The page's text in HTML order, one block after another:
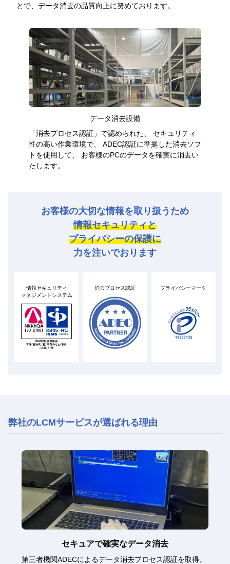
とで、データ消去の品質向上に努めております。
「消去プロセス認証」で認められた、 セキュリティ
性の高い作業環境で、 ADEC認証に準拠した消去ソフ
トを使用して、 お客様のPCのデータを確実に消去い
たします。
データ消去設備
お客様の大切な情報を取り扱うため
情報セキュリティと
プライバシーの保護に
力を注いでおります
情報セキュリティ
マネジメントシステム
消去プロセス認証 プライバシーマーク
弊社のLCMサービスが選ばれる理由
セキュアで確実なデータ消去
第三者機関ADECによるデータ消去プロセス認証を取得。
セキュアで確実なデータ消去